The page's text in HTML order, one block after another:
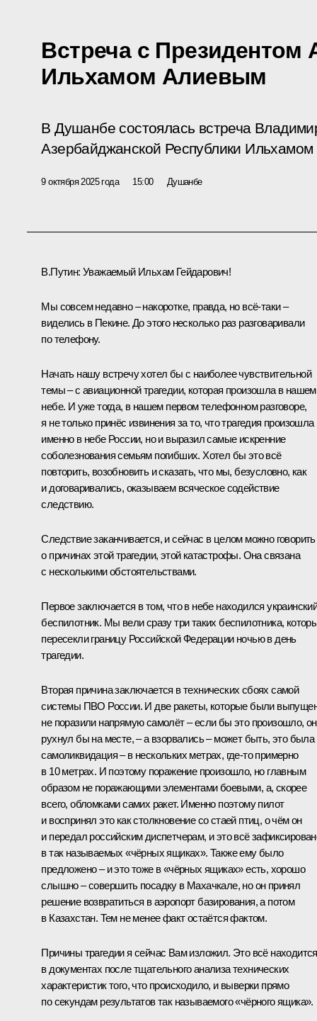
Встреча с Президентом
Ильхамом Алиевым
В Душанбе состоялась встреча
Азербайджанской Республики
9 октября 2025 года 15:00 Душанбе
В.Путин: Уважаемый Ильхам Гейдарович!
Мы совсем недавно – накоротке, правда, но всё-таки –
виделись в Пекине. До этого несколько раз разговаривали
по телефону.
Начать нашу встречу хотел бы с наиболее чувствительной
темы – с авиационной трагедии, которая произошла в нашем
небе. И уже тогда, в нашем первом телефонном разговоре,
я не только принёс извинения за то, что трагедия произошла
именно в небе России, но и выразил самые искренние
соболезнования семьям погибших. Хотел бы это всё
повторить, возобновить и сказать, что мы, безусловно, как
и договаривались, оказываем всяческое содействие
следствию.
Следствие заканчивается, и сейчас в целом можно говорить
о причинах этой трагедии, этой катастрофы. Она связана
с несколькими обстоятельствами.
Первое заключается в том, что в небе находился
беспилотник. Мы вели сразу три таких беспилотника,
пересекли границу Российской Федерации ночью в день
трагедии.
Вторая причина заключается в технических сбоях самой
системы ПВО России. И две ракеты, которые были
не поразили напрямую самолёт – если бы это произошло, он
рухнул бы на месте, – а взорвались – может быть, это была
самоликвидация – в нескольких метрах, где-то примерно
в 10 метрах. И поэтому поражение произошло, но главным
образом не поражающими элементами боевыми, а, скорее
всего, обломками самих ракет. Именно поэтому пилот
и воспринял это как столкновение со стаей птиц, о чём он
и передал российским диспетчерам, и это всё
в так называемых «чёрных ящиках». Также ему было
предложено – и это тоже в «чёрных ящиках» есть, хорошо
слышно – совершить посадку в Махачкале, но он принял
решение возвратиться в аэропорт базирования, а потом
в Казахстан. Тем не менее факт остаётся фактом.
Причины трагедии я сейчас Вам изложил. Это всё находится
в документах после тщательного анализа технических
характеристик того, что происходило, и выверки прямо
по секундам результатов так называемого «чёрного ящика».